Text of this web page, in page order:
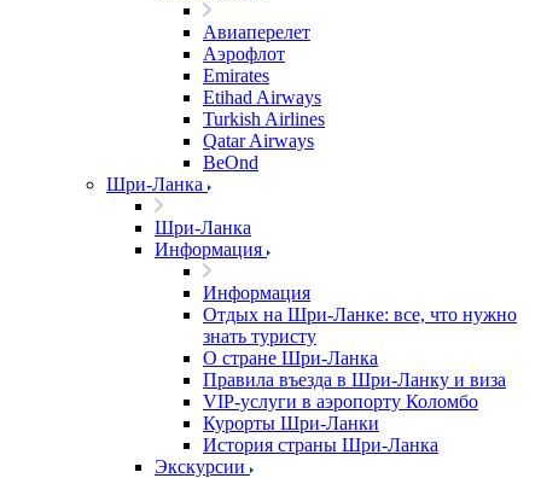
Авиаперелет
Аэрофлот
Emirates
Etihad Airways
Turkish Airlines
Qatar Airways
BeOnd
Шри-Ланка
Шри-Ланка
Информация
Информация
Отдых на Шри-Ланке: все, что нужно
знать туристу
О стране Шри-Ланка
Правила въезда в Шри-Ланку и виза
VIP-услуги в аэропорту Коломбо
Курорты Шри-Ланки
История страны Шри-Ланка
Экскурсии